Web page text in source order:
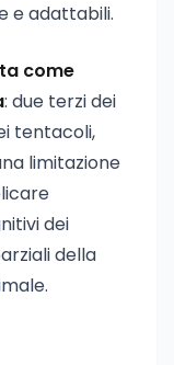
e adattabili.
come
: due terzi dei
tentacoli,
limitazione
dei
della